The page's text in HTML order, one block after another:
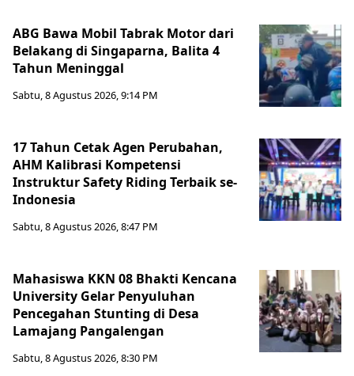
ABG Bawa Mobil Tabrak Motor dari
Belakang di Singaparna, Balita 4
Tahun Meninggal
Sabtu, 8 Agustus 2026, 9:14 PM
17 Tahun Cetak Agen Perubahan,
AHM Kalibrasi Kompetensi
Instruktur Safety Riding Terbaik se-
Indonesia
Sabtu, 8 Agustus 2026, 8:47 PM
Mahasiswa KKN 08 Bhakti Kencana
University Gelar Penyuluhan
Pencegahan Stunting di Desa
Lamajang Pangalengan
Sabtu, 8 Agustus 2026, 8:30 PM